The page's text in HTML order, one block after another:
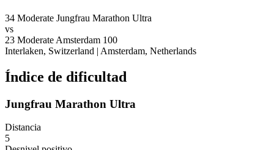
34 Moderate Jungfrau Marathon Ultra
vs
23 Moderate Amsterdam 100
Interlaken, Switzerland | Amsterdam, Netherlands
Índice de dificultad
Jungfrau Marathon Ultra
Distancia
5